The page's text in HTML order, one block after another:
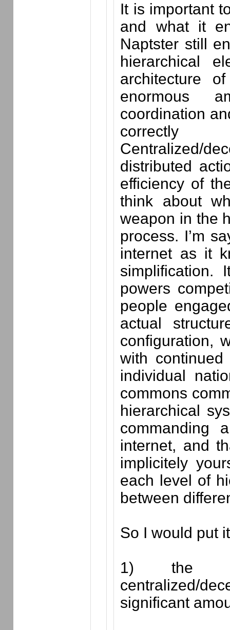
It is important
and what it
Naptster still
hierarchical
architecture
enormous
coordination
correctly
Centralized/
distributed
efficiency of
think about
weapon in the
process. I’m
internet as it
simplification.
powers
people
actual
configuration,
with
individual
commons
hierarchical
commanding
internet, and
implicitely
each level of
between
So I would put
1) the
centralized/
significant